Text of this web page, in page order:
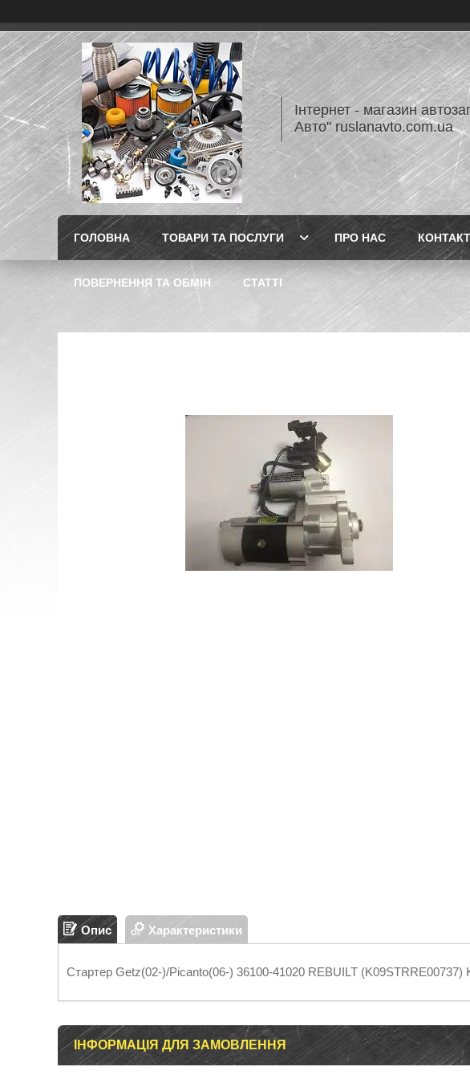
Інтернет - магазин
Авто" ruslanavto.com.ua
ГОЛОВНА ТОВАРИ ТА ПОСЛУГИ ПРО НАС
ПОВЕРНЕННЯ ТА ОБМІН СТАТТІ
Опис Характеристики
Стартер Getz(02-)/Picanto(06-) 36100-41020 REBUILT (K09STRRE00737)
ІНФОРМАЦІЯ ДЛЯ ЗАМОВЛЕННЯ